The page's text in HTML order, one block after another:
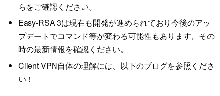
らをご確認ください。
Easy-RSA 3は現在も開発が進められており今後のアッ
プデートでコマンド等が変わる可能性もあります。その
時の最新情報を確認ください。
Client VPN自体の理解には、以下のブログを参照くださ
い！